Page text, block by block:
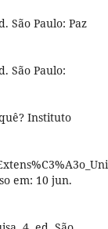
São Paulo: Paz
São Paulo:
Instituto
em: 10 jun.